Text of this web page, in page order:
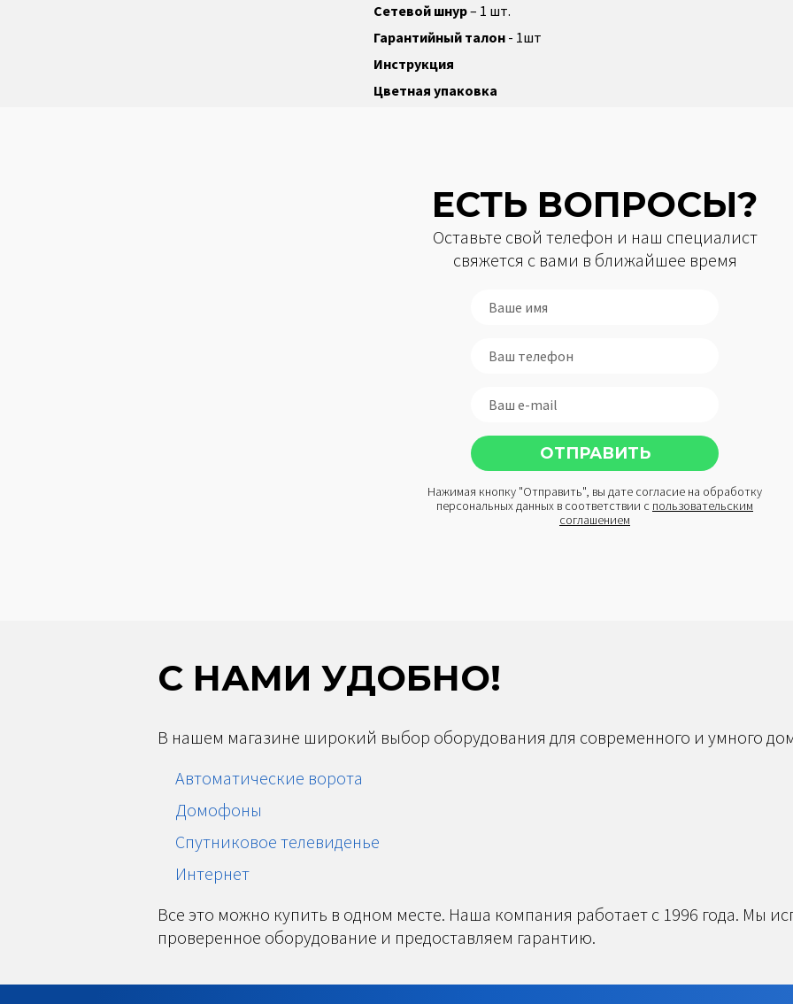
Сетевой шнур– 1 шт.
Гарантийный талон - 1шт
Инструкция
Цветная упаковка
ЕСТЬ ВОПРОСЫ?
Оставьте свой телефон и наш специалист
свяжется с вами в ближайшее время
Нажимая кнопку "Отправить", вы дате согласие на обработку
персональных данных в соответствии с пользовательским
соглашением
С НАМИ УДОБНО!
В нашем магазине широкий выбор оборудования для современного и умного
Автоматические ворота
Домофоны
Спутниковое телевиденье
Интернет
Все это можно купить в одном месте. Наша компания работает с 1996 года. Мы
проверенное оборудование и предоставляем гарантию.